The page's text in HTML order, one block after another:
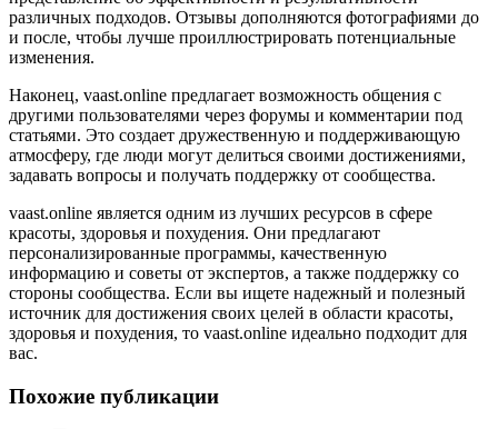
различных подходов. Отзывы дополняются фотографиями до
и после, чтобы лучше проиллюстрировать потенциальные
изменения.
Наконец, vaast.online предлагает возможность общения с
другими пользователями через форумы и комментарии под
статьями. Это создает дружественную и поддерживающую
атмосферу, где люди могут делиться своими достижениями,
задавать вопросы и получать поддержку от сообщества.
vaast.online является одним из лучших ресурсов в сфере
красоты, здоровья и похудения. Они предлагают
персонализированные программы, качественную
информацию и советы от экспертов, а также поддержку со
стороны сообщества. Если вы ищете надежный и полезный
источник для достижения своих целей в области красоты,
здоровья и похудения, то vaast.online идеально подходит для
вас.
Похожие публикации